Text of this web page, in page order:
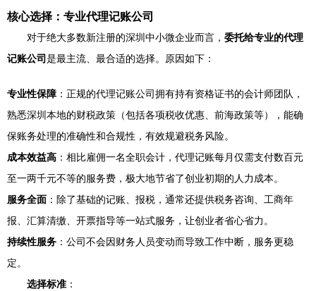
核心选择：专业代理记账公司
对于绝大多数新注册的深圳中小微企业而言， 委托给专业的代理
记账公司是最主流、最合适的选择。原因如下：
专业性保障 ：正规的代理记账公司拥有持有资格证书的会计师团队，
熟悉深圳本地的财税政策（包括各项税收优惠、前海政策等），能确
保账务处理的准确性和合规性，有效规避税务风险。
成本效益高 ：相比雇佣一名全职会计，代理记账每月仅需支付数百元
至一两千元不等的服务费，极大地节省了创业初期的人力成本。
服务全面 ：除了基础的记账、报税，通常还提供税务咨询、工商年
报、汇算清缴、开票指导等一站式服务，让创业者省心省力。
持续性服务 ：公司不会因财务人员变动而导致工作中断，服务更稳
定。
选择标准 ：